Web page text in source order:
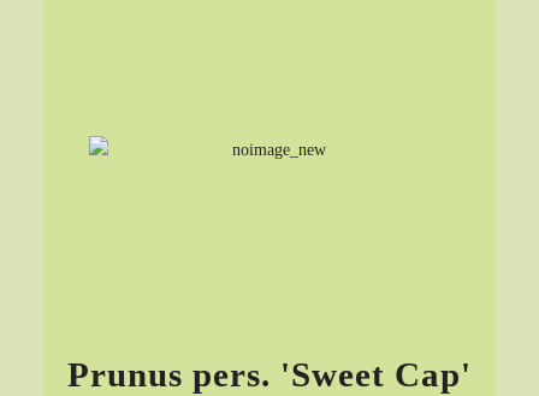
Prunus pers. 'Sweet Cap'